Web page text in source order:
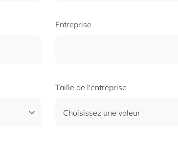
Entreprise
Taille de l'entreprise